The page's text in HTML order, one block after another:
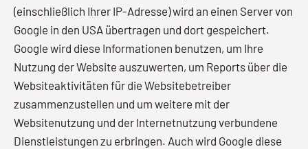
(einschließlich Ihrer IP-Adresse) wird an einen Server von
Google in den USA übertragen und dort gespeichert.
Google wird diese Informationen benutzen, um Ihre
Nutzung der Website auszuwerten, um Reports über die
Websiteaktivitäten für die Websitebetreiber
zusammenzustellen und um weitere mit der
Websitenutzung und der Internetnutzung verbundene
Dienstleistungen zu erbringen. Auch wird Google diese